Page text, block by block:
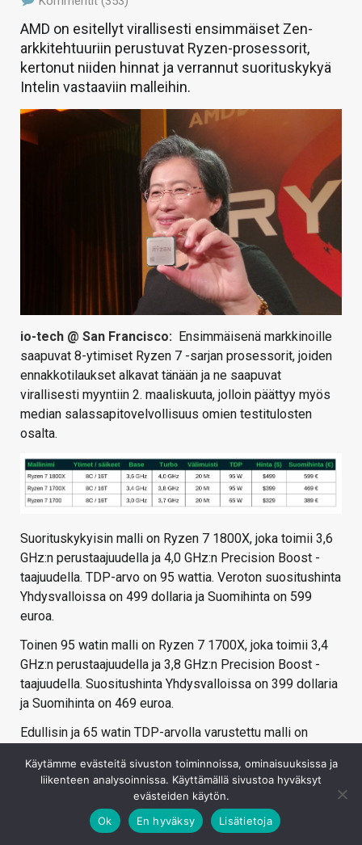
AMD on esitellyt virallisesti ensimmäiset Zen-
arkkitehtuuriin perustuvat Ryzen-prosessorit,
kertonut niiden hinnat ja verrannut suorituskykyä
Intelin vastaaviin malleihin.
io-tech @ San Francisco: Ensimmäisenä markkinoille
saapuvat 8-ytimiset Ryzen 7 -sarjan prosessorit, joiden
ennakkotilaukset alkavat tänään ja ne saapuvat
virallisesti myyntiin 2. maaliskuuta, jolloin päättyy myös
median salassapitovelvollisuus omien testitulosten
osalta.
Suorituskykyisin malli on Ryzen 7 1800X, joka toimii 3,6
GHz:n perustaajuudella ja 4,0 GHz:n Precision Boost -
taajuudella. TDP-arvo on 95 wattia. Veroton suositushinta
Yhdysvalloissa on 499 dollaria ja Suomihinta on 599
euroa.
Toinen 95 watin malli on Ryzen 7 1700X, joka toimii 3,4
GHz:n perustaajuudella ja 3,8 GHz:n Precision Boost -
taajuudella. Suositushinta Yhdysvalloissa on 399 dollaria
ja Suomihinta on 469 euroa.
Edullisin ja 65 watin TDP-arvolla varustettu malli on
3,7 GHz:n Precision Boost- taajuudella. Suositushinta on
329 dollaria ja Suomihinta on 389 euroa.
Ryzen-prosessorit käyttävät uutta AM4-
Käytämme evästeitä sivuston toiminnoissa, ominaisuuksissa ja
liikenteen analysoinnissa. Käyttämällä sivustoa hyväksyt
evästeiden käytön.
Ok
En hyväksy Lisätietoja